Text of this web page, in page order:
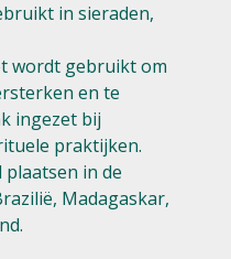
in sieraden,
wordt gebruikt om
en te
ingezet bij
praktijken.
in de
Madagaskar,